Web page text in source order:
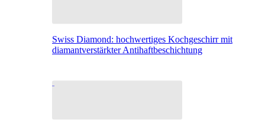
Swiss Diamond: hochwertiges Kochgeschirr mit
diamantverstärkter Antihaftbeschichtung